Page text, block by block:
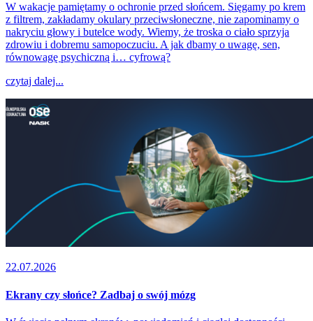
W wakacje pamiętamy o ochronie przed słońcem. Sięgamy po krem
z filtrem, zakładamy okulary przeciwsłoneczne, nie zapominamy o
nakryciu głowy i butelce wody. Wiemy, że troska o ciało sprzyja
zdrowiu i dobremu samopoczuciu. A jak dbamy o uwagę, sen,
równowagę psychiczną i… cyfrową?
czytaj dalej...
22.07.2026
Ekrany czy słońce? Zadbaj o swój mózg